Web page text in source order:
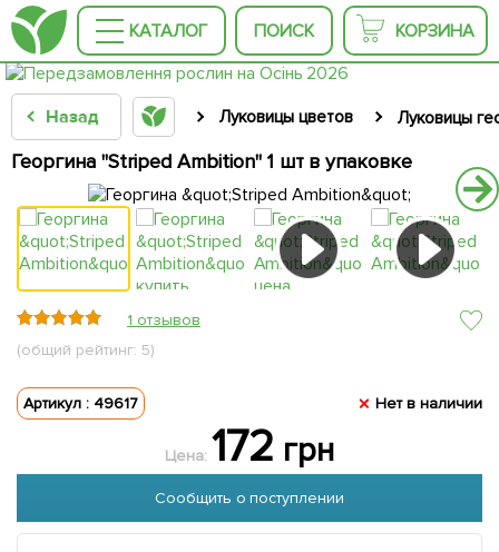
КАТАЛОГ ПОИСК КОРЗИНА
Назад Луковицы цветов Луковицы
Георгина "Striped Ambition" 1 шт в упаковке
1 отзывов
(общий рейтинг: 5)
Артикул : 49617 Нет в наличии
Цена: 172 грн
Сообщить о поступлении